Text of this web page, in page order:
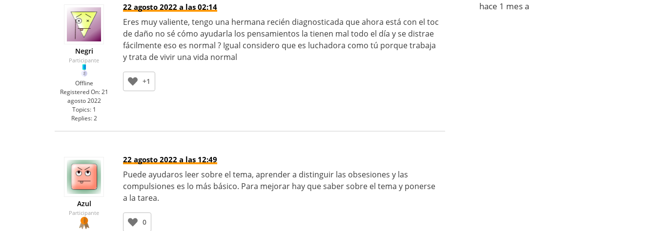
Negri
Participante
Offline
Registered On: 21
agosto 2022
Topics: 1
Replies: 2
22 agosto 2022 a las 02:14
Eres muy valiente, tengo una hermana recién diagnosticada que ahora está con el toc
de daño no sé cómo ayudarla los pensamientos la tienen mal todo el día y se distrae
fácilmente eso es normal ? Igual considero que es luchadora como tú porque trabaja
y trata de vivir una vida normal
+1
Azul
Participante
22 agosto 2022 a las 12:49
Puede ayudaros leer sobre el tema, aprender a distinguir las obsesiones y las
compulsiones es lo más básico. Para mejorar hay que saber sobre el tema y ponerse
a la tarea.
0
hace 1 mes a